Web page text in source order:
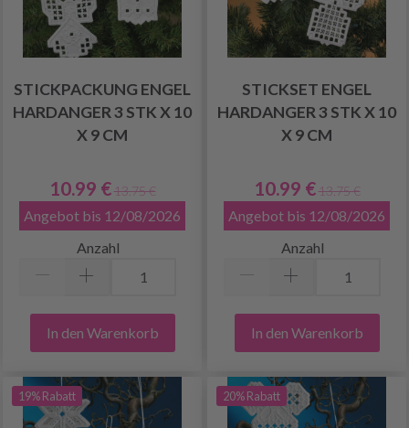
STICKPACKUNG ENGEL
HARDANGER 3 STK X 10
X 9 CM
10.99 € 13.75 €
Angebot bis 12/08/2026
Anzahl
In den Warenkorb
STICKSET ENGEL
HARDANGER 3 STK X 10
X 9 CM
10.99 € 13.75 €
Angebot bis 12/08/2026
Anzahl
In den Warenkorb
19% Rabatt 20% Rabatt